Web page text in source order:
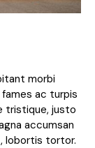
morbi
ac turpis
tristique, justo
accumsan
lobortis tortor.